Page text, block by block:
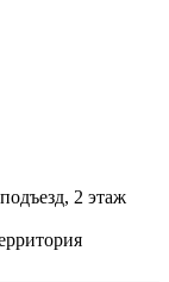
2 этаж